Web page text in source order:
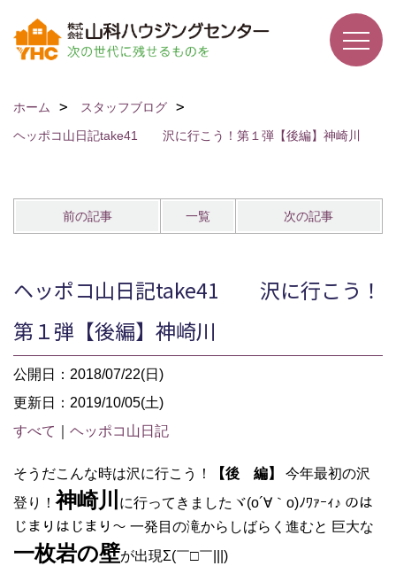
ホーム
スタッフブログ
ヘッポコ山日記take41 沢に行こう！第１弾【後編】神崎川
前の記事 一覧 次の記事
ヘッポコ山日記take41 沢に行こう！
第１弾【後編】神崎川
公開日：2018/07/22(日)
更新日：2019/10/05(土)
すべて
ヘッポコ山日記
そうだこんな時は沢に行こう！ 【後 編】
今年最初の沢
登り！神崎川 に行ってきましたヾ(o´∀｀o)ﾉﾜｧｰｨ♪ のは
じまりはじまり～ 一発目の滝からしばらく進むと 巨大な
一枚岩の壁が出現Σ(￣□￣|||)